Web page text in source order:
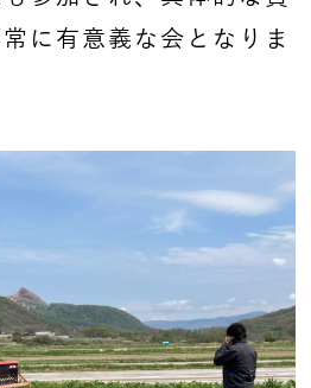
に有意義な会となりま